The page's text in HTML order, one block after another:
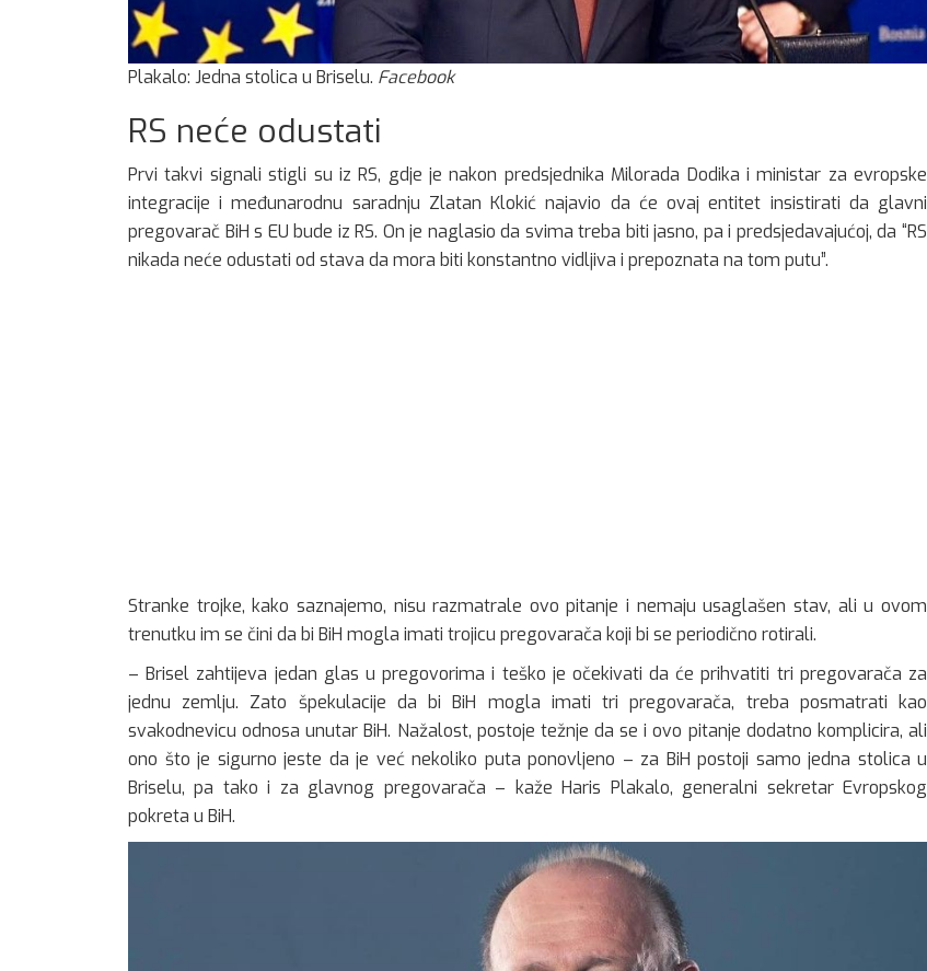
Plakalo: Jedna stolica u Briselu. Facebook
RS neće odustati
Prvi takvi signali stigli su iz RS, gdje je nakon predsjednika Milorada Dodika i ministar za evropske
integracije i međunarodnu saradnju Zlatan Klokić najavio da će ovaj entitet insistirati da glavni
pregovarač BiH s EU bude iz RS. On je naglasio da svima treba biti jasno, pa i predsjedavajućoj, da “RS
nikada neće odustati od stava da mora biti konstantno vidljiva i prepoznata na tom putu”.
Stranke trojke, kako saznajemo, nisu razmatrale ovo pitanje i nemaju usaglašen stav, ali u ovom
trenutku im se čini da bi BiH mogla imati trojicu pregovarača koji bi se periodično rotirali.
– Brisel zahtijeva jedan glas u pregovorima i teško je očekivati da će prihvatiti tri pregovarača za
jednu zemlju. Zato špekulacije da bi BiH mogla imati tri pregovarača, treba posmatrati kao
svakodnevicu odnosa unutar BiH. Nažalost, postoje težnje da se i ovo pitanje dodatno komplicira, ali
ono što je sigurno jeste da je već nekoliko puta ponovljeno – za BiH postoji samo jedna stolica u
Briselu, pa tako i za glavnog pregovarača – kaže Haris Plakalo, generalni sekretar Evropskog
pokreta u BiH.